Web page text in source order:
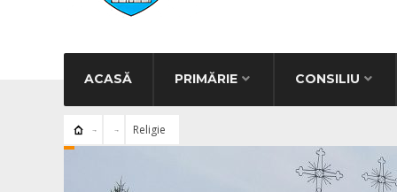
ACASĂ PRIMĂRIE CONSILIU
Religie